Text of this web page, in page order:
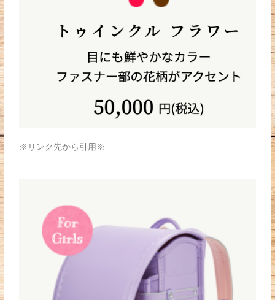
※リンク先から引用※